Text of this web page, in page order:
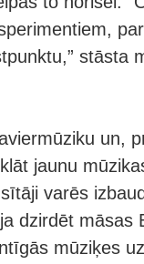
stāsta
un,
jaunu
varēs
dzirdēt māsas
mūziķes